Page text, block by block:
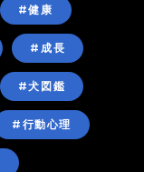
#健康
#成長
#犬図鑑
#行動心理